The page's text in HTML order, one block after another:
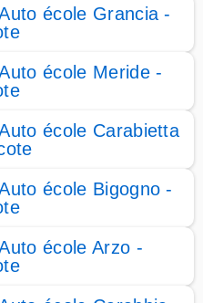
école Grancia -
école Meride -
école Carabietta
école Bigogno -
école Arzo -